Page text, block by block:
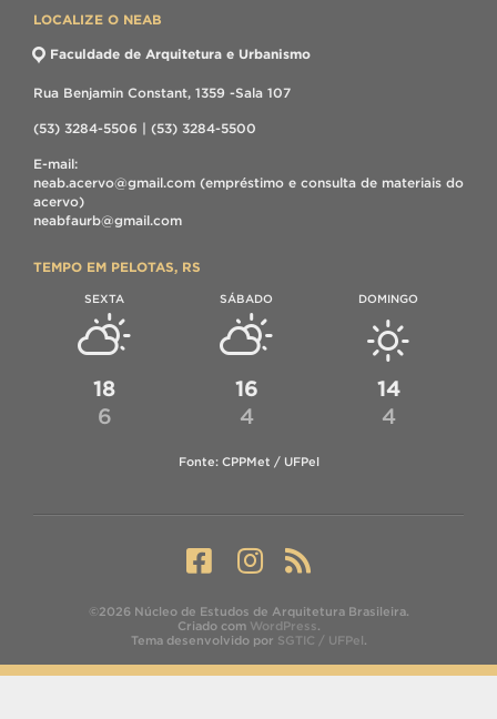
LOCALIZE O NEAB
Faculdade de Arquitetura e Urbanismo
Rua Benjamin Constant, 1359 -Sala 107
(53) 3284-5506 | (53) 3284-5500
E-mail:
neab.acervo@gmail.com (empréstimo e consulta de materiais do
acervo)
neabfaurb@gmail.com
TEMPO EM PELOTAS, RS
SEXTA
18
6
SÁBADO
16
4
DOMINGO
14
4
Fonte: CPPMet / UFPel
©2026 Núcleo de Estudos de Arquitetura Brasileira.
Criado com WordPress.
Tema desenvolvido por SGTIC / UFPel.